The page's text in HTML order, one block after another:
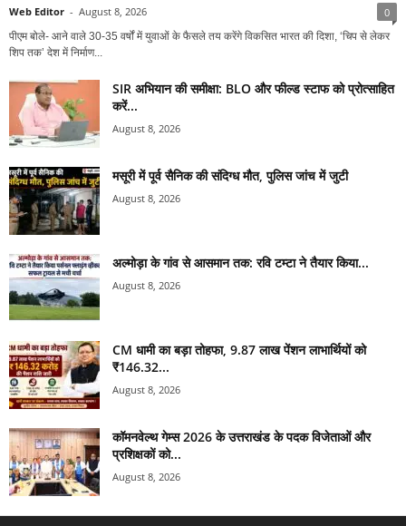
Web Editor - August 8, 2026 0
पीएम बोले- आने वाले 30-35 वर्षों में युवाओं के फैसले तय करेंगे विकसित भारत की दिशा, ‘चिप से लेकर
शिप तक’ देश में निर्माण...
SIR अभियान की समीक्षा: BLO और फील्ड स्टाफ को प्रोत्साहित
करें...
August 8, 2026
मसूरी में पूर्व सैनिक की संदिग्ध मौत, पुलिस जांच में जुटी
August 8, 2026
अल्मोड़ा के गांव से आसमान तक: रवि टम्टा ने तैयार किया...
August 8, 2026
CM धामी का बड़ा तोहफा, 9.87 लाख पेंशन लाभार्थियों को
₹146.32...
August 8, 2026
कॉमनवेल्थ गेम्स 2026 के उत्तराखंड के पदक विजेताओं और
प्रशिक्षकों को...
August 8, 2026